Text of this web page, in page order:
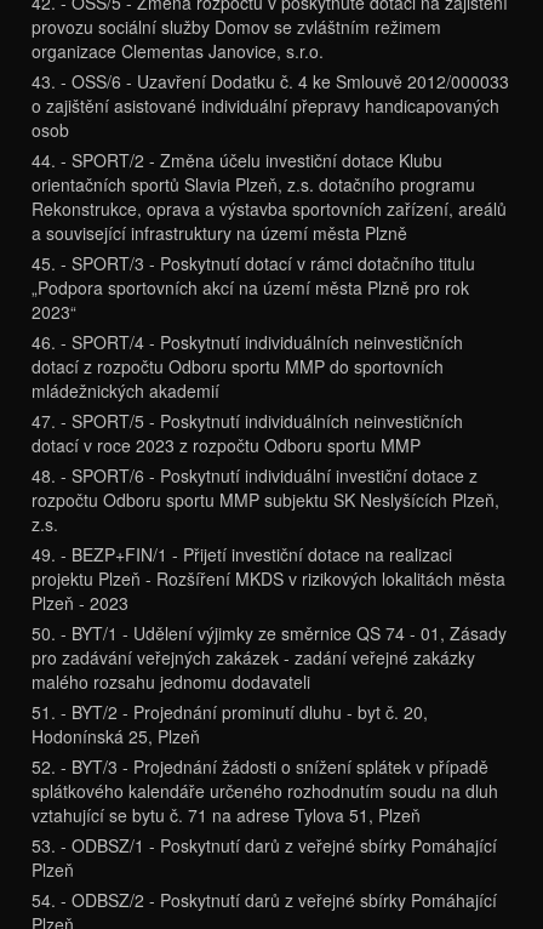
provozu sociální služby Domov se zvláštním režimem
organizace Clementas Janovice, s.r.o.
43. - OSS/6 - Uzavření Dodatku č. 4 ke Smlouvě 2012/000033
o zajištění asistované individuální přepravy handicapovaných
osob
44. - SPORT/2 - Změna účelu investiční dotace Klubu
orientačních sportů Slavia Plzeň, z.s. dotačního programu
Rekonstrukce, oprava a výstavba sportovních zařízení, areálů
a související infrastruktury na území města Plzně
45. - SPORT/3 - Poskytnutí dotací v rámci dotačního titulu
„Podpora sportovních akcí na území města Plzně pro rok
2023“
46. - SPORT/4 - Poskytnutí individuálních neinvestičních
dotací z rozpočtu Odboru sportu MMP do sportovních
mládežnických akademií
47. - SPORT/5 - Poskytnutí individuálních neinvestičních
dotací v roce 2023 z rozpočtu Odboru sportu MMP
48. - SPORT/6 - Poskytnutí individuální investiční dotace z
rozpočtu Odboru sportu MMP subjektu SK Neslyšících Plzeň,
z.s.
49. - BEZP+FIN/1 - Přijetí investiční dotace na realizaci
projektu Plzeň - Rozšíření MKDS v rizikových lokalitách města
Plzeň - 2023
50. - BYT/1 - Udělení výjimky ze směrnice QS 74 - 01, Zásady
pro zadávání veřejných zakázek - zadání veřejné zakázky
malého rozsahu jednomu dodavateli
51. - BYT/2 - Projednání prominutí dluhu - byt č. 20,
Hodonínská 25, Plzeň
52. - BYT/3 - Projednání žádosti o snížení splátek v případě
splátkového kalendáře určeného rozhodnutím soudu na dluh
vztahující se bytu č. 71 na adrese Tylova 51, Plzeň
53. - ODBSZ/1 - Poskytnutí darů z veřejné sbírky Pomáhající
Plzeň
54. - ODBSZ/2 - Poskytnutí darů z veřejné sbírky Pomáhající
Plzeň